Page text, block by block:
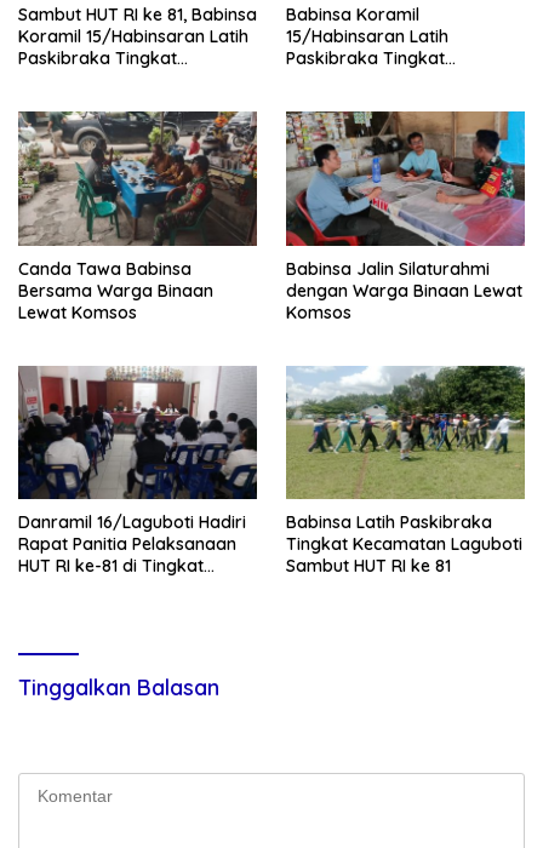
Sambut HUT RI ke 81, Babinsa
Koramil 15/Habinsaran Latih
Paskibraka Tingkat
Babinsa Koramil
15/Habinsaran Latih
Paskibraka Tingkat
Canda Tawa Babinsa
Bersama Warga Binaan
Lewat Komsos
Babinsa Jalin Silaturahmi
dengan Warga Binaan Lewat
Komsos
Danramil 16/Laguboti Hadiri
Rapat Panitia Pelaksanaan
HUT RI ke-81 di Tingkat
Babinsa Latih Paskibraka
Tingkat Kecamatan Laguboti
Sambut HUT RI ke 81
Tinggalkan Balasan